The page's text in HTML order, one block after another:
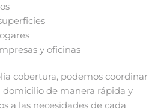
y oficinas
cobertura, podemos coordinar
domicilio de manera rápida y
a las necesidades de cada